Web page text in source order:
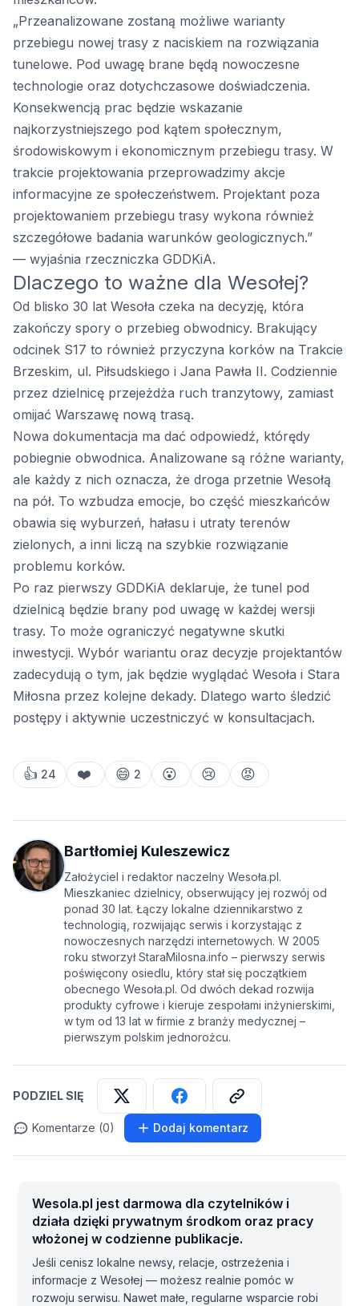
„Przeanalizowane zostaną możliwe warianty
przebiegu nowej trasy z naciskiem na rozwiązania
tunelowe. Pod uwagę brane będą nowoczesne
technologie oraz dotychczasowe doświadczenia.
Konsekwencją prac będzie wskazanie
najkorzystniejszego pod kątem społecznym,
środowiskowym i ekonomicznym przebiegu trasy. W
trakcie projektowania przeprowadzimy akcje
informacyjne ze społeczeństwem. Projektant poza
projektowaniem przebiegu trasy wykona również
szczegółowe badania warunków geologicznych.”
— wyjaśnia rzeczniczka GDDKiA.
Dlaczego to ważne dla Wesołej?
Od blisko 30 lat Wesoła czeka na decyzję, która
zakończy spory o przebieg obwodnicy. Brakujący
odcinek S17 to również przyczyna korków na Trakcie
Brzeskim, ul. Piłsudskiego i Jana Pawła II. Codziennie
przez dzielnicę przejeżdża ruch tranzytowy, zamiast
omijać Warszawę nową trasą.
Nowa dokumentacja ma dać odpowiedź, którędy
pobiegnie obwodnica. Analizowane są różne warianty,
ale każdy z nich oznacza, że droga przetnie Wesołą
na pół. To wzbudza emocje, bo część mieszkańców
obawia się wyburzeń, hałasu i utraty terenów
zielonych, a inni liczą na szybkie rozwiązanie
problemu korków.
Po raz pierwszy GDDKiA deklaruje, że tunel pod
dzielnicą będzie brany pod uwagę w każdej wersji
trasy. To może ograniczyć negatywne skutki
inwestycji. Wybór wariantu oraz decyzje projektantów
zadecydują o tym, jak będzie wyglądać Wesoła i Stara
Miłosna przez kolejne dekady. Dlatego warto śledzić
postępy i aktywnie uczestniczyć w konsultacjach.
👍 24 ❤️ 😄 2 😮 😢 😡
Bartłomiej Kuleszewicz
Założyciel i redaktor naczelny Wesoła.pl.
Mieszkaniec dzielnicy, obserwujący jej rozwój od
ponad 30 lat. Łączy lokalne dziennikarstwo z
technologią, rozwijając serwis i korzystając z
nowoczesnych narzędzi internetowych. W 2005
roku stworzył StaraMilosna.info – pierwszy serwis
poświęcony osiedlu, który stał się początkiem
obecnego Wesoła.pl. Od dwóch dekad rozwija
produkty cyfrowe i kieruje zespołami inżynierskimi,
w tym od 13 lat w firmie z branży medycznej –
pierwszym polskim jednorożcu.
PODZIEL SIĘ
Komentarze (0) Dodaj komentarz
Wesola.pl jest darmowa dla czytelników i
działa dzięki prywatnym środkom oraz pracy
włożonej w codzienne publikacje.
Jeśli cenisz lokalne newsy, relacje, ostrzeżenia i
informacje z Wesołej — możesz realnie pomóc w
rozwoju serwisu. Nawet małe, regularne wsparcie robi